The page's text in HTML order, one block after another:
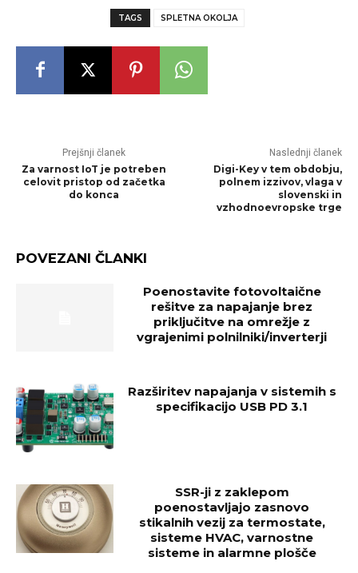
TAGS SPLETNA OKOLJA
Prejšnji članek
Za varnost IoT je potreben
celovit pristop od začetka
do konca
Naslednji članek
Digi-Key v tem obdobju,
polnem izzivov, vlaga v
slovenski in
vzhodnoevropske trge
POVEZANI ČLANKI
Poenostavite fotovoltaične
rešitve za napajanje brez
priključitve na omrežje z
vgrajenimi polnilniki/inverterji
Razširitev napajanja v sistemih s
specifikacijo USB PD 3.1
SSR-ji z zaklepom
poenostavljajo zasnovo
stikalnih vezij za termostate,
sisteme HVAC, varnostne
sisteme in alarmne plošče